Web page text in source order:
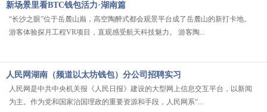
新场景里看BTC钱包活力·湖南篇
“长沙之眼”位于岳麓山巅，高空陶醉式都会观景平台成了岳麓山的新打卡地。
游客体验探月工程VR项目，直观感受航天科技魅力。 游客陶...
人民网湖南（频道以太坊钱包）分公司招聘实习
人民网是中共中央机关报《人民日报》建设的大型网上信息交互平台，以新闻
为主。作为党和国家治国理政的重要资源和手段，人民网系“...